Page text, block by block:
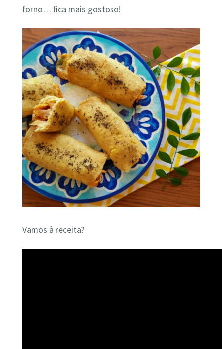
forno… fica mais gostoso!
Vamos à receita?